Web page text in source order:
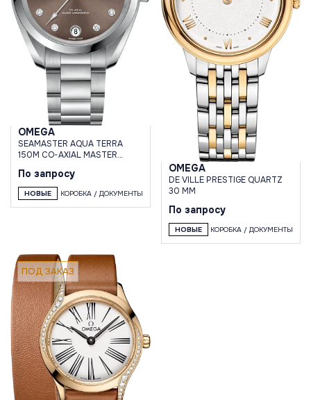
OMEGA
SEAMASTER AQUA TERRA
150M CO-AXIAL MASTER
По запросу
НОВЫЕ КОРОБКА / ДОКУМЕНТЫ
OMEGA
DE VILLE PRESTIGE QUARTZ
30 MM
По запросу
НОВЫЕ КОРОБКА / ДОКУМЕНТЫ
ПОД ЗАКАЗ